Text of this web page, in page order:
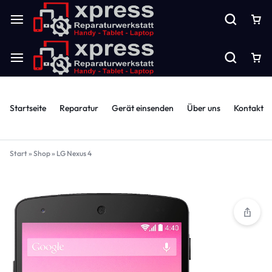
Startseite Reparatur Gerät einsenden Über uns Kontakt
Start» Shop» LG Nexus 4